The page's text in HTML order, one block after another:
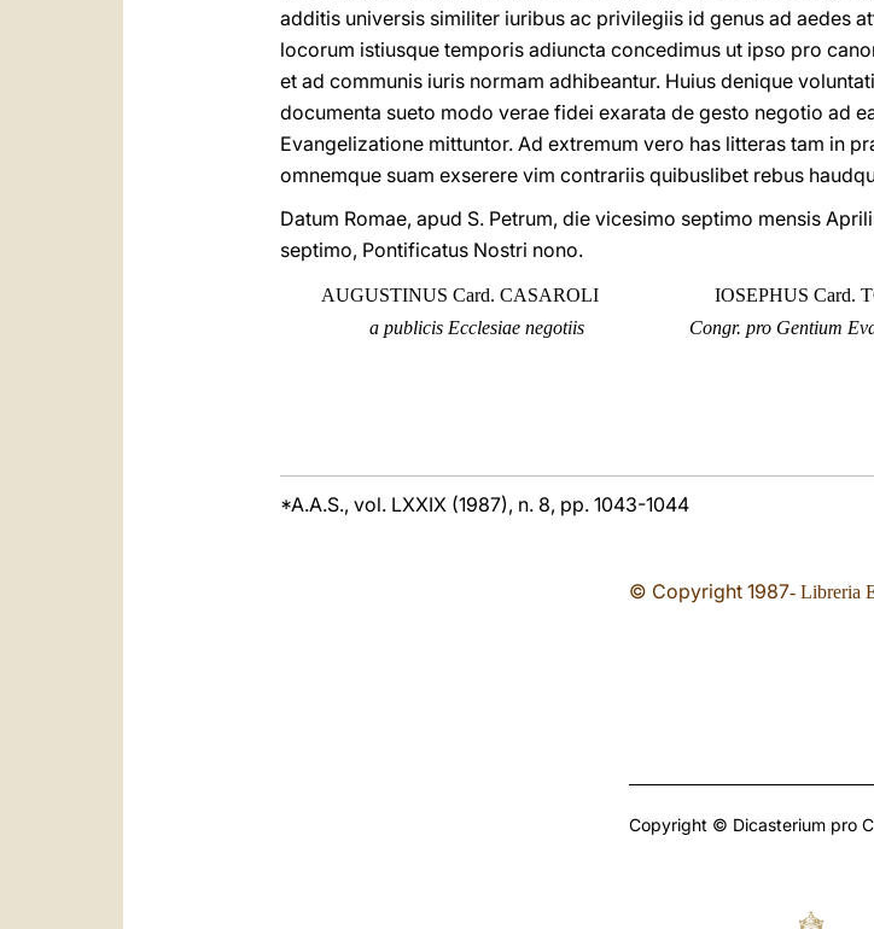
additis universis similiter iuribus ac privilegiis id genus ad aedes
locorum istiusque temporis adiuncta concedimus ut ipso pro
et ad communis iuris normam adhibeantur. Huius denique
documenta sueto modo verae fidei exarata de gesto negotio ad
Evangelizatione mittuntor. Ad extremum vero has litteras tam in
omnemque suam exserere vim contrariis quibuslibet rebus
Datum Romae, apud S. Petrum, die vicesimo septimo mensis
septimo, Pontificatus Nostri nono.
AUGUSTINUS Card. CASAROLI
a publicis Ecclesiae negotiis
IOSEPHUS Card.
Congr. pro Gentium
*A.A.S., vol. LXXIX (1987), n. 8, pp. 1043-1044
© Copyright 1987- Libreria
Copyright © Dicasterium pro